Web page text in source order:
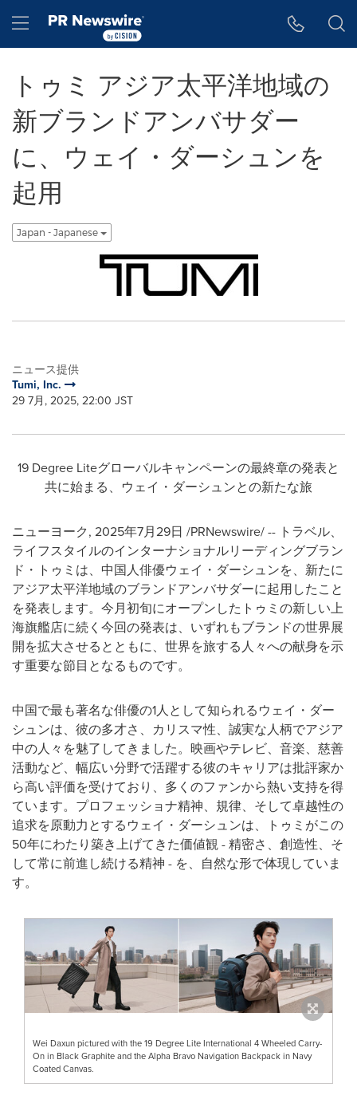
Hamburger menu
トゥミ アジア太平洋地域の
新ブランドアンバサダー
に、ウェイ・ダーシュンを
起用
Japan - Japanese
ニュース提供
Tumi, Inc.
29 7月, 2025, 22:00 JST
19 Degree Liteグローバルキャンペーンの最終章の発表と
共に始まる、ウェイ・ダーシュンとの新たな旅
ニューヨーク, 2025年7月29日 /PRNewswire/ -- トラベル、
ライフスタイルのインターナショナルリーディングブラン
ド・トゥミは、中国人俳優ウェイ・ダーシュンを、新たに
アジア太平洋地域のブランドアンバサダーに起用したこと
を発表します。今月初旬にオープンしたトゥミの新しい上
海旗艦店に続く今回の発表は、いずれもブランドの世界展
開を拡大させるとともに、世界を旅する人々への献身を示
す重要な節目となるものです。
中国で最も著名な俳優の1人として知られるウェイ・ダー
シュンは、彼の多才さ、カリスマ性、誠実な人柄でアジア
中の人々を魅了してきました。映画やテレビ、音楽、慈善
活動など、幅広い分野で活躍する彼のキャリアは批評家か
ら高い評価を受けており、多くのファンから熱い支持を得
ています。プロフェッショナ精神、規律、そして卓越性の
追求を原動力とするウェイ・ダーシュンは、トゥミがこの
50年にわたり築き上げてきた価値観 - 精密さ、創造性、そ
して常に前進し続ける精神 - を、自然な形で体現していま
す。
Wei Daxun pictured with the 19 Degree Lite International 4 Wheeled Carry-
On in Black Graphite and the Alpha Bravo Navigation Backpack in Navy
Coated Canvas.